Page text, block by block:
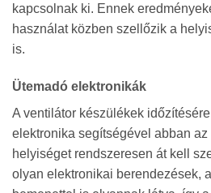
kapcsolnak ki. Ennek
használat közben szellőzik a
is.
Ütemadó elektronikák
A ventilátor készülékek
elektronika segítségével abban
helyiséget rendszeresen át kell
olyan elektronikai berendezések,